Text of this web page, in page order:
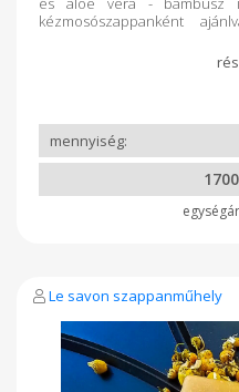
kézmosószappanként
kókuszvaj, keményítő, mica
parfümolaj, desztillált
(mineral coloring), aloe-
sodium lactate, glycerin*
saponification.
Le savon szappanműhely